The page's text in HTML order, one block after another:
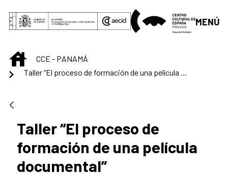
Saltar al contenido principal
MENÚ
INICIOCCE - PANAMÁ
Taller “El proceso de
formación de una película
documental”